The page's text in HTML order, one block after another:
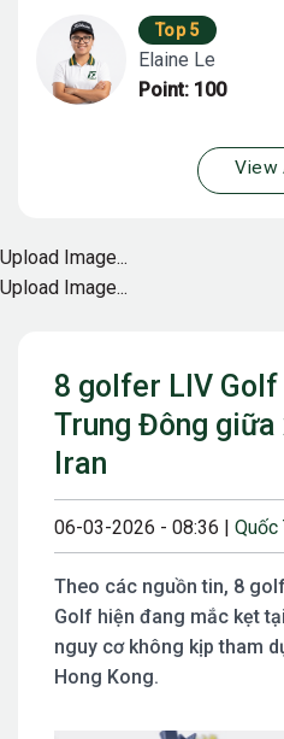
8 golfer LIV
Trung Đông
Iran
06-03-2026 - 08:36 | Quốc
Theo các nguồn tin, 8
Golf hiện đang mắc kẹt
nguy cơ không kịp tham
Hong Kong.
Top 5
Elaine Le
Point: 100
View
Upload Image...
Upload Image...